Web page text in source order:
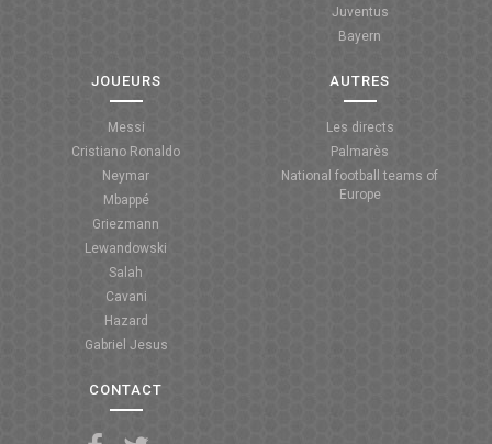
Juventus
Bayern
JOUEURS
Messi
Cristiano Ronaldo
Neymar
Mbappé
Griezmann
Lewandowski
Salah
Cavani
Hazard
Gabriel Jesus
AUTRES
Les directs
Palmarès
National football teams of
Europe
CONTACT